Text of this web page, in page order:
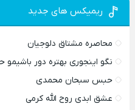
ریمیکس های جدید
محاصره مشتاق دلوجیان
نگو اینجوری بهتره دور باشیمو
حبس سبحان محمدی
عشق ابدی روح الله کرمی